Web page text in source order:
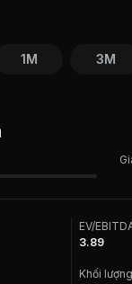
1M 3M
EV/
3.89
Khối